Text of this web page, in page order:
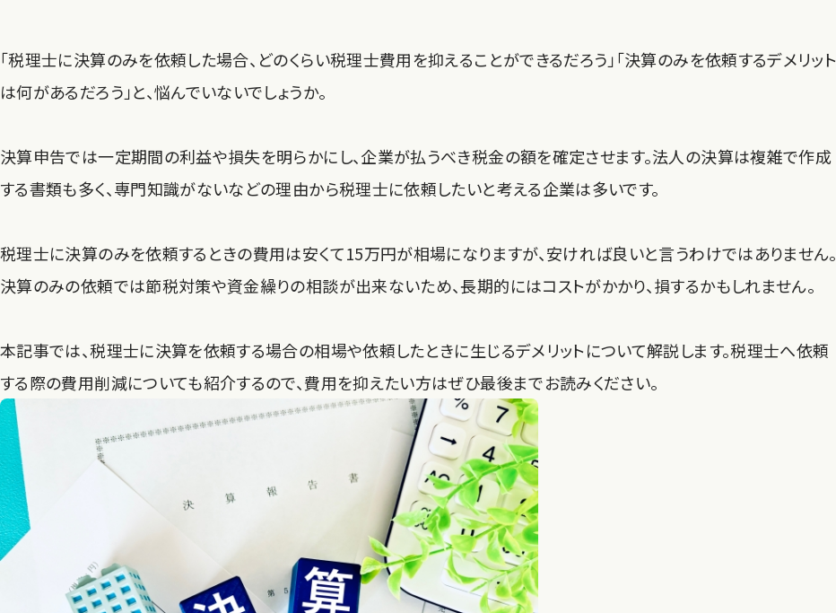
「税理士に決算のみを依頼した場合、どのくらい税理士費用を抑えることができるだろう」「決算のみを依頼するデメリット
は何があるだろう」と、悩んでいないでしょうか。
決算申告では一定期間の利益や損失を明らかにし、企業が払うべき税金の額を確定させます。法人の決算は複雑で作成
する書類も多く、専門知識がないなどの理由から税理士に依頼したいと考える企業は多いです。
税理士に決算のみを依頼するときの費用は安くて15万円が相場になりますが、安ければ良いと言うわけではありません。
決算のみの依頼では節税対策や資金繰りの相談が出来ないため、長期的にはコストがかかり、損するかもしれません。
本記事では、税理士に決算を依頼する場合の相場や依頼したときに生じるデメリットについて解説します。税理士へ依頼
する際の費用削減についても紹介するので、費用を抑えたい方はぜひ最後までお読みください。